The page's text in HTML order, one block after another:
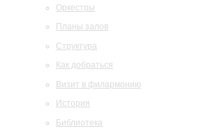
Оркестры
Планы залов
Структура
Как добраться
Визит в филармонию
История
Библиотека